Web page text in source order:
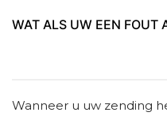
WAT ALS UW EEN FOUT
Wanneer u uw zending